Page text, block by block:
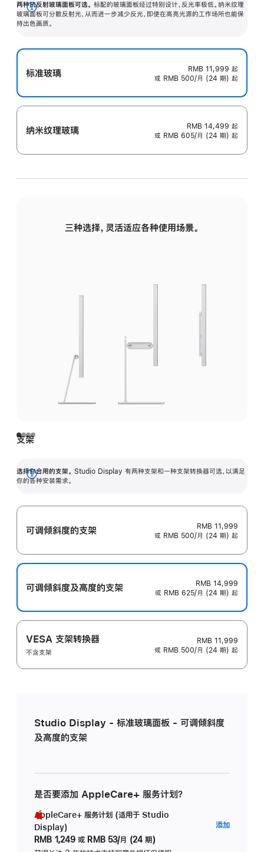
两种抗反射玻璃面板可选。 标配的玻璃面板经过特别设计，反光率极低。纳米纹理
玻璃面板可分散反射光，从而进一步减少反光，即使在高亮光源的工作场所也能保
持出色画质。
展
开
标准玻璃 RMB 11,999 起
或 RMB 500/月 (24 期) 起
纳米纹理玻璃 RMB 14,499 起
或 RMB 605/月 (24 期) 起
三种选择，灵活适应各种使用场景。
支架
选择你合用的支架。 Studio Display 有两种支架和一种支架转换器可选，以满足
你的各种安装需求。
展
可调倾斜度的支架
RMB 11,999
或 RMB 500/月 (24 期) 起
可调倾斜度及高‍度的支‍架
RMB 14,999
或 RMB 625/月 (24 期) 起
VESA 支架转换器
不含支架
RMB 11,999
或 RMB 500/月 (24 期) 起
Studio Display - 标准玻璃面板 - 可调倾斜度
及高度的支架
是否要添加 AppleCare+ 服务计划？
AppleCare+ 服务计划 (适用于 Studio
Display)
RMB 1,249 或 RMB 53/月 (24 期)
添加